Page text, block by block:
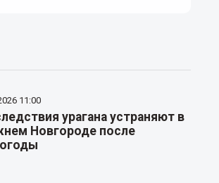
11:00
урагана устраняют в
Новгороде после